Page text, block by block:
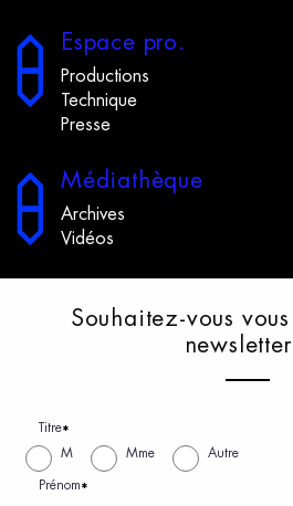
Espace pro.
Productions
Technique
Presse
Médiathèque
Archives
Vidéos
Souhaitez-vous vous
newsletter
Titre*
M Mme Autre
Prénom*